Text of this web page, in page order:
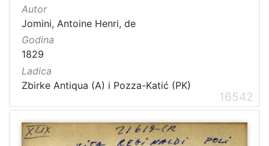
Ladica
Zbirka Collegium Ragusinum (CR)
5714
Zbirke Antiqua (A) i Pozza-Katić (PK)
4723
Autor
Jomini, Antoine Henri, de
Godina
1829
Ladica
Zbirke Antiqua (A) i Pozza-Katić (PK)
16542